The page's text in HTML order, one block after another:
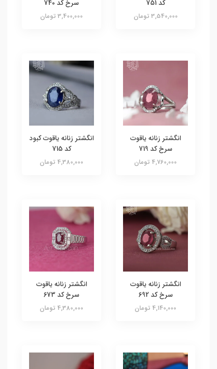
کد 751
3,540,000 تومان
سرخ کد 740
3,400,000 تومان
انگشتر زنانه یاقوت
سرخ کد 719
4,760,000 تومان
انگشتر زنانه یاقوت کبود
کد 715
4,380,000 تومان
انگشتر زنانه یاقوت
سرخ کد 692
4,140,000 تومان
انگشتر زنانه یاقوت
سرخ کد 673
4,380,000 تومان